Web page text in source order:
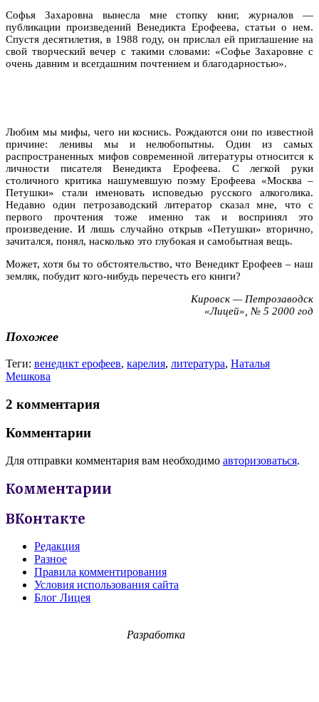
Софья Захаровна вынесла мне стопку книг, журналов —
публикации произведений Венедикта Ерофеева, статьи о нем.
Спустя десятилетия, в 1988 году, он прислал ей приглашение на
свой творческий вечер с такими словами: «Софье Захаровне с
очень давним и всегдашним почтением и благодарностью».
Любим мы мифы, чего ни коснись. Рождаются они по известной
причине: ленивы мы и нелюбопытны. Один из самых
распространенных мифов современной литературы относится к
личности писателя Венедикта Ерофеева. С легкой руки
столичного критика нашумевшую поэму Ерофеева «Москва –
Петушки» стали именовать исповедью русского алкоголика.
Недавно один петрозаводский литератор сказал мне, что с
первого прочтения тоже именно так и воспринял это
произведение. И лишь случайно открыв «Петушки» вторично,
зачитался, понял, насколько это глубокая и самобытная вещь.
Может, хотя бы то обстоятельство, что Венедикт Ерофеев – наш
земляк, побудит кого-нибудь перечесть его книги?
Кировск — Петрозаводск
«Лицей», № 5 2000 год
Похожее
Теги: венедикт ерофеев, карелия, литература, Наталья
Мешкова
2 комментария
Комментарии
Для отправки комментария вам необходимо авторизоваться.
Комментарии
ВКонтакте
Редакция
Разное
Правила комментирования
Условия использования сайта
Блог Лицея
Разработка